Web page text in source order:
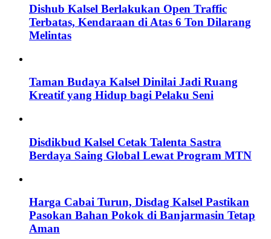
Dishub Kalsel Berlakukan Open Traffic
Terbatas, Kendaraan di Atas 6 Ton Dilarang
Melintas
Taman Budaya Kalsel Dinilai Jadi Ruang
Kreatif yang Hidup bagi Pelaku Seni
Disdikbud Kalsel Cetak Talenta Sastra
Berdaya Saing Global Lewat Program MTN
Harga Cabai Turun, Disdag Kalsel Pastikan
Pasokan Bahan Pokok di Banjarmasin Tetap
Aman